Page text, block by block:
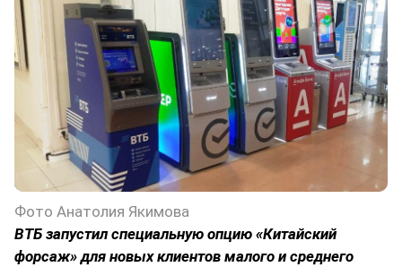
Фото Анатолия Якимова
ВТБ запустил специальную опцию «Китайский
форсаж» для новых клиентов малого и среднего